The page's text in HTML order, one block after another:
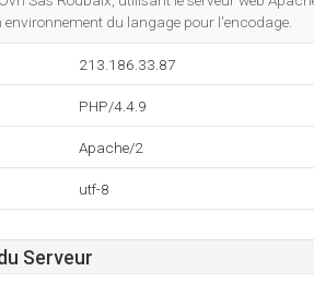
environnement du langage pour l'encodage.
213.186.33.87
PHP/4.4.9
Apache/2
utf-8
Serveur